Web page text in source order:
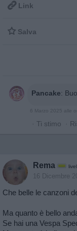
 Link
 Salva
Pancake:
6 Marzo 2025 alle
· Ti stimo ·
Rema
16 Dicembre
Che belle le canzoni
Ma quanto è bello
Se hai una Vespa